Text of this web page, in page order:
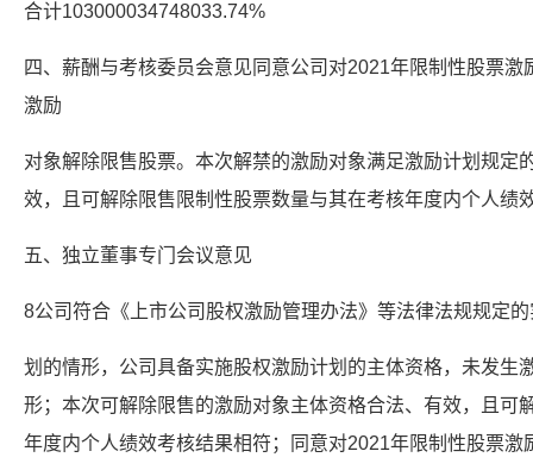
合计103000034748033.74%
四、薪酬与考核委员会意见同意公司对2021年限制性股票
激励
对象解除限售股票。本次解禁的激励对象满足激励计划规定
效，且可解除限售限制性股票数量与其在考核年度内个人绩
五、独立董事专门会议意见
8公司符合《上市公司股权激励管理办法》等法律法规规定
划的情形，公司具备实施股权激励计划的主体资格，未发生
形；本次可解除限售的激励对象主体资格合法、有效，且可
年度内个人绩效考核结果相符；同意对2021年限制性股票